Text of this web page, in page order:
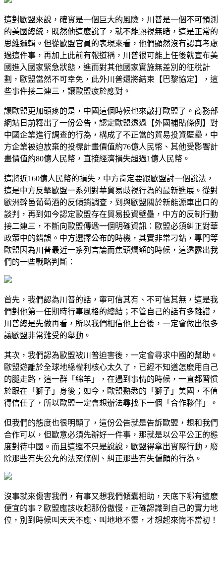
這對歐盟來說，確實是一個巨大的風險，川普是一個不可預測
的美國總統，既然他這麽說了，就不能熟視無睹，這是正常的
思維邏輯。但從歐盟官員的表現來看，他們顯然沒有認真考慮
過這件事，再加上此前有報道稱，川普很可能上任後就宣布美
國進入國家緊急狀態，進而對其他國家實施無差別的征稅計
劃，歐盟當然不可幸免，此外川普還將結束【巴黎協定】，這
些事件接二連三，讓歐盟疲於應對。
讓歐盟更加頭疼的是，中國這個時候也來敲打歐盟了。商務部
網站日前釋出了一份公告，認定歐盟透過【外國補貼條例】對
中國企業進行調查的行為，構成了不正當的貿易投資壁壘，中
方企業被迫放棄的投標計畫價值約76億人民幣、其他受影響計
畫價值約80億人民幣，直接經濟損失超過1億人民幣。
這將近160億人民幣的損失，中方肯定要跟歐盟討一個說法，
這是中方反擊歐盟一系列對華貿易歧視行為的最新進展。從對
歐洲幹邑葡萄酒的反傾銷調查，到與歐盟關於新能源車出口的
談判，再到如今認定歐盟存在貿易投資壁壘，中方的反制行動
接二連三，不斷向歐盟傳遞一個明確資訊：歐盟必須糾正對華
政策中的錯誤。中方選擇公布的時機，其實非常刁鉆，專門等
歐盟因為川普最近一系列言論而焦頭爛額的時候，這透露出我
們的一些戰略判斷：
首先，我們認為川普的話，寧可信其有、不可信其無，這是我
們對他第一任期時行事風格的總結；不管自己的話有多離譜，
川普總是先做再看，所以我們相信他上台後，一定會做出很多
讓歐盟非常難受的舉動。
其次，我們認為歐盟被川普迫害後，一定會尋求中國的幫助。
歐盟遊離於全球地緣權利核心太久了，已經不知道怎麽用自己
的腿走路，這一群「綿羊」，在遇到事情的時候，一直都習慣
於跟在「獅子」身後；如今，歐盟熟悉的「獅子」美國，不值
得信任了，所以歐盟一定會想辦法尋找下一個「合作夥伴」。
但我們的態度也很明顯了，這份公告就是告訴歐盟，想和我們
合作可以，但歐意必須先辦好一件事，那就是以公平公正的態
度對待中國。而且這還不只是說說，歐盟得拿出實際行動，廢
除那些有失公允的法案條例、糾正那些有失偏頗的行為。
沒事就來傷害我們，有事又想我們傾囊相助，天底下哪有這麽
便宜的事？歐盟應該收起那份傲慢，正確認識到自己的實力地
位，別到時候叫天天不應、叫地地不靈，才想起來悔不當初！